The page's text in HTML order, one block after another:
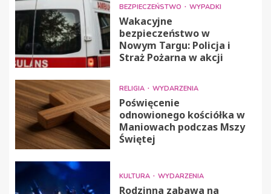
BEZPIECZEŃSTWO WYPADKI
Wakacyjne
bezpieczeństwo w
Nowym Targu: Policja i
Straż Pożarna w akcji
RELIGIA WYDARZENIA
Poświęcenie
odnowionego kościółka w
Maniowach podczas Mszy
Świętej
KULTURA WYDARZENIA
Rodzinna zabawa na